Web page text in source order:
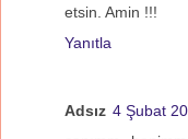
etsin. Amin !!!
Yanıtla
Adsız 4 Şubat